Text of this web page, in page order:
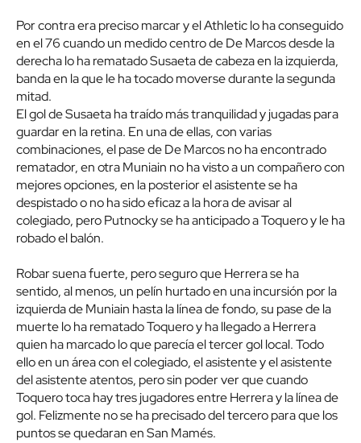
Por contra era preciso marcar y el Athletic lo ha conseguido
en el 76 cuando un medido centro de De Marcos desde la
derecha lo ha rematado Susaeta de cabeza en la izquierda,
banda en la que le ha tocado moverse durante la segunda
mitad.
El gol de Susaeta ha traído más tranquilidad y jugadas para
guardar en la retina. En una de ellas, con varias
combinaciones, el pase de De Marcos no ha encontrado
rematador, en otra Muniain no ha visto a un compañero con
mejores opciones, en la posterior el asistente se ha
despistado o no ha sido eficaz a la hora de avisar al
colegiado, pero Putnocky se ha anticipado a Toquero y le ha
robado el balón.
Robar suena fuerte, pero seguro que Herrera se ha
sentido, al menos, un pelín hurtado en una incursión por la
izquierda de Muniain hasta la línea de fondo, su pase de la
muerte lo ha rematado Toquero y ha llegado a Herrera
quien ha marcado lo que parecía el tercer gol local. Todo
ello en un área con el colegiado, el asistente y el asistente
del asistente atentos, pero sin poder ver que cuando
Toquero toca hay tres jugadores entre Herrera y la línea de
gol. Felizmente no se ha precisado del tercero para que los
puntos se quedaran en San Mamés.